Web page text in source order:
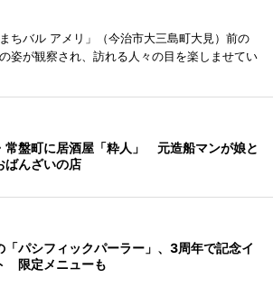
ちバル アメリ」（今治市大三島町大見）前の
姿が観察され、訪れる人々の目を楽しませてい
常盤町に居酒屋「粋人」 元造船マンが娘と
ばんざいの店
「パシフィックパーラー」、3周年で記念イ
限定メニューも